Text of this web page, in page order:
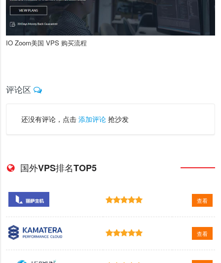
IO Zoom美国 VPS 购买流程
评论区
还没有评论，点击 添加评论抢沙发
国外VPS排名TOP5
查看
查看